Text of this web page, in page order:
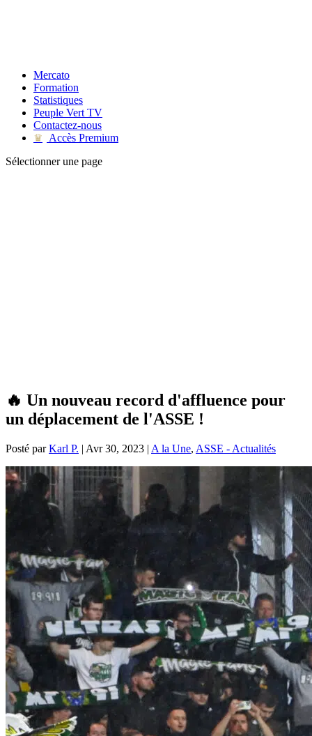
Mercato
Formation
Statistiques
Peuple Vert TV
Contactez-nous
♛
Accès Premium
Sélectionner une page
🔥 Un nouveau record d'affluence pour
un déplacement de l'ASSE !
Posté parKarl P. | Avr 30, 2023 | A la Une, ASSE - Actualités